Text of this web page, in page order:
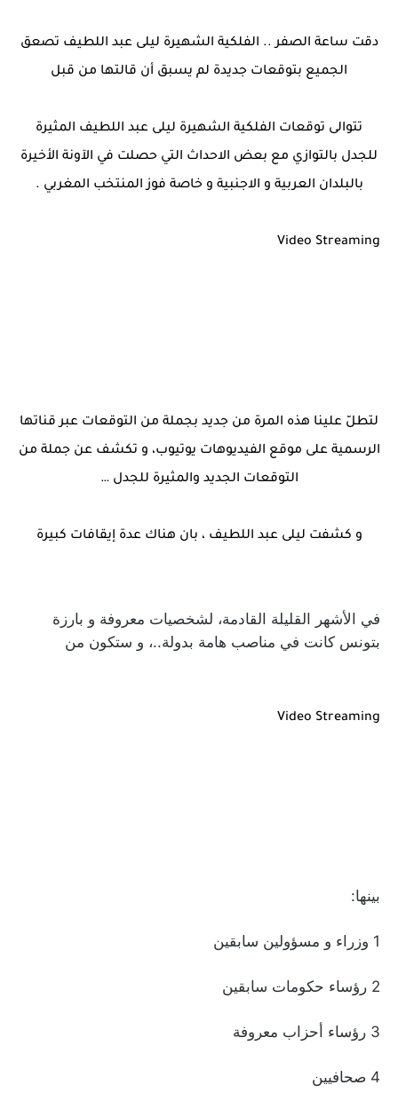
دقت ساعة الصفر .. الفلكية الشهيرة ليلى عبد اللطيف تصعق
الجميع بتوقعات جديدة لم يسبق أن قالتها من قبل
تتوالى توقعات الفلكية الشهيرة ليلى عبد اللطيف المثيرة
للجدل بالتوازي مع بعض الاحداث التي حصلت في الآونة الأخيرة
بالبلدان العربية و الاجنبية و خاصة فوز المنتخب المغربي .
Video Streaming
لتطلّ علينا هذه المرة من جديد بجملة من التوقعات عبر قناتها
الرسمية على موقع الفيديوهات يوتيوب، و تكشف عن جملة من
التوقعات الجديد والمثيرة للجدل …
و كشفت ليلى عبد اللطيف ، بان هناك عدة إيقافات كبيرة
في الأشهر القليلة القادمة، لشخصيات معروفة و بارزة
بتونس كانت في مناصب هامة بدولة..، و ستكون من
Video Streaming
بينها:
1 وزراء و مسؤولين سابقين
2 رؤساء حكومات سابقين
3 رؤساء أحزاب معروفة
4 صحافيين